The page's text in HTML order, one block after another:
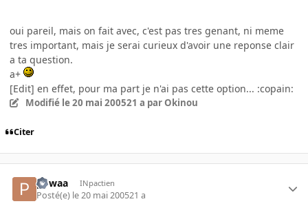
oui pareil, mais on fait avec, c'est pas tres genant, ni meme
tres important, mais je serai curieux d'avoir une reponse clair
a ta question.
a+
[Edit] en effet, pour ma part je n'ai pas cette option... :copain:
Modifié le 20 mai 200521 a par Okinou
Citer
powaa INpactien
Posté(e) le 20 mai 200521 a